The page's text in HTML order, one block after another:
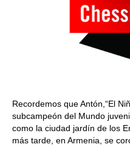
Recordemos que Antón,“El
subcampeón del Mundo
como la ciudad jardín de los
más tarde, en Armenia, se